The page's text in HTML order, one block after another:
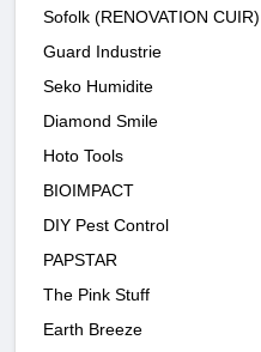
Sofolk (RENOVATION CUIR)
Guard Industrie
Seko Humidite
Diamond Smile
Hoto Tools
BIOIMPACT
DIY Pest Control
PAPSTAR
The Pink Stuff
Earth Breeze